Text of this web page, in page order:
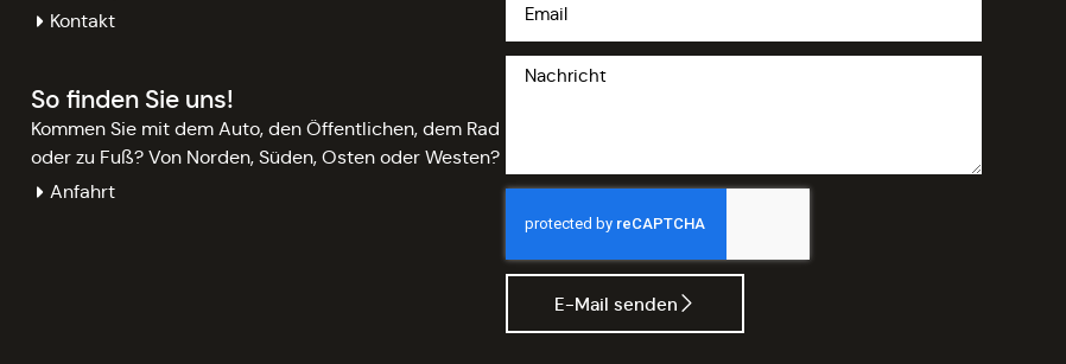
Kontakt
So finden Sie uns!
Kommen Sie mit dem Auto, den Öffentlichen, dem Rad
oder zu Fuß? Von Norden, Süden, Osten oder Westen?
Anfahrt
E-Mail senden